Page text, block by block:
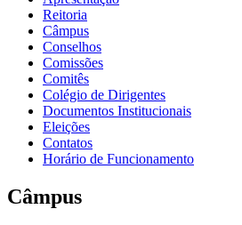
Reitoria
Câmpus
Conselhos
Comissões
Comitês
Colégio de Dirigentes
Documentos Institucionais
Eleições
Contatos
Horário de Funcionamento
Câmpus